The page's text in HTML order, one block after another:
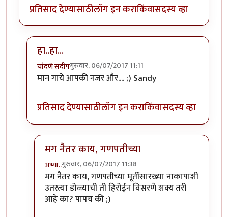
प्रतिसाद देण्यासाठीलॉग इन कराकिंवासदस्य व्हा
हा..हा...
चांदणे संदीपगुरुवार, 06/07/2017 11:11
In reply toरेकाई काय क्युट दिसतेय हो,
मान गाये आपकी नजर और.... ;) Sandy
प्रतिसाद देण्यासाठीलॉग इन कराकिंवासदस्य व्हा
मग नैतर काय, गणपतीच्या
अभ्या..गुरुवार, 06/07/2017 11:38
In reply toहा..हा...byचांदणे संदीप
मग नैतर काय, गणपतीच्या मूर्तीसारख्या नाकापाशी
उतरत्या डोळ्याची ती हिरोईन विसरणे शक्य तरी
आहे का? पापच की ;)